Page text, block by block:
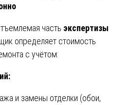
часть экспертизы
определяет стоимость
с учётом:
и замены отделки (обои,